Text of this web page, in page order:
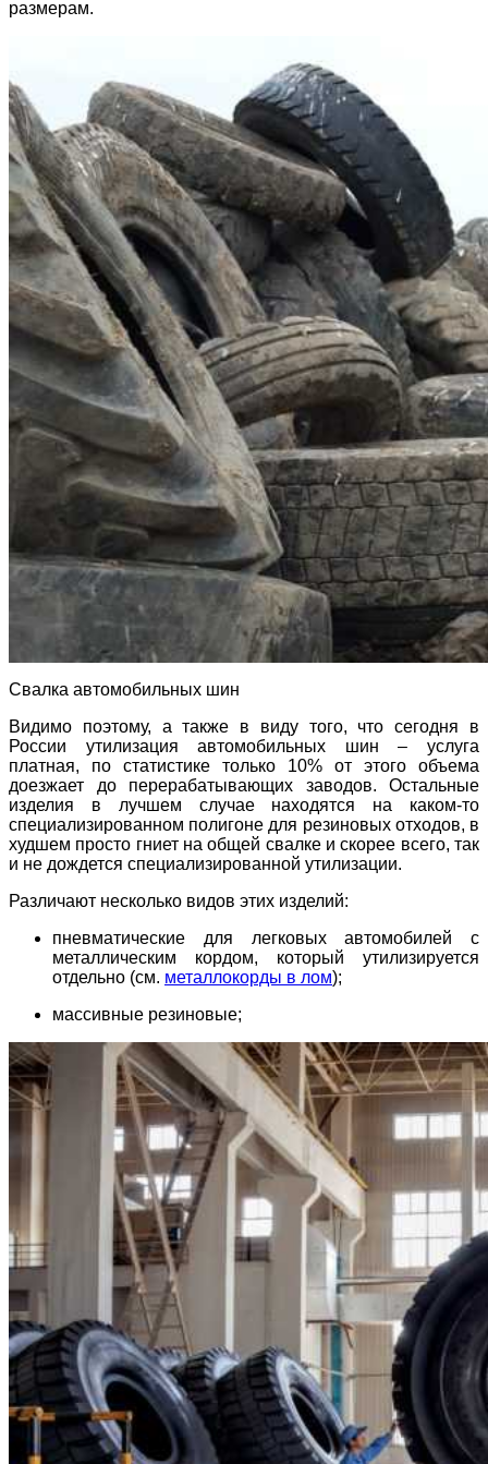
размерам.
Свалка автомобильных шин
Видимо поэтому, а также в виду того, что сегодня в
России утилизация автомобильных шин – услуга
платная, по статистике только 10% от этого объема
доезжает до перерабатывающих заводов. Остальные
изделия в лучшем случае находятся на каком-то
специализированном полигоне для резиновых отходов, в
худшем просто гниет на общей свалке и скорее всего, так
и не дождется специализированной утилизации.
Различают несколько видов этих изделий:
пневматические для легковых автомобилей с
металлическим кордом, который утилизируется
отдельно (см. металлокорды в лом);
массивные резиновые;